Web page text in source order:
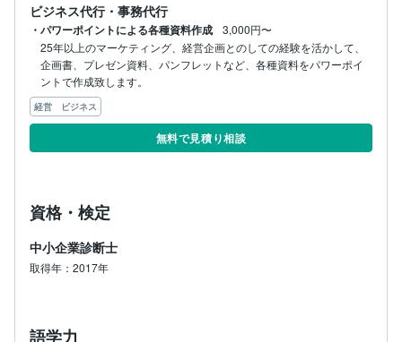
ビジネス代行・事務代行
・パワーポイントによる各種資料作成
3,000円〜
25年以上のマーケティング、経営企画とのしての経験を活かして、
企画書、プレゼン資料、パンフレットなど、各種資料をパワーポイ
ントで作成致します。
経営 ビジネス
無料で見積り相談
資格・検定
中小企業診断士
取得年：2017年
語学力